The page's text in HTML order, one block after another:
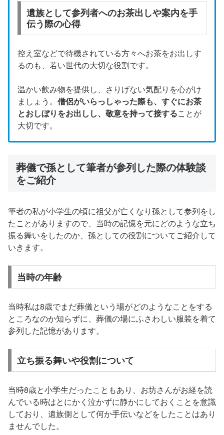
遺族として参列者へのお茶出しや案内を手
伝う際の心得
控え室などで待機されている方々へお茶をお出しす
るのも、若い世代の大切な役割です。
温かい飲み物を提供し、さりげない気配りを心がけ
ましょう。 僧侶がいらっしゃった際も、すぐにお茶
とおしぼりをお出しし、敬意を持って接することが
大切です。
葬儀で孫として筆者が参列した際の体験談
をご紹介
筆者の私が小学生の頃に祖父が亡くなり孫として参列をし
たことがありますので、当時の記憶を元にどのような立ち
振る舞いをしたのか、孫としての役割についてご紹介して
いきます。
当時の年齢
当時私は8歳でまだ葬儀という場がどのようなことをする
ところなのか知らずに、葬儀の場にふさわしい服装を着て
参列した記憶があります。
立ち振る舞いや役割について
当時8歳と小学生だったこともあり、お坊さんがお経を読
んでいる時はとにかく泣かずに静かにしておくことを意識
しており、遺族側として何か手伝いなどをしたことはあり
ませんでした。